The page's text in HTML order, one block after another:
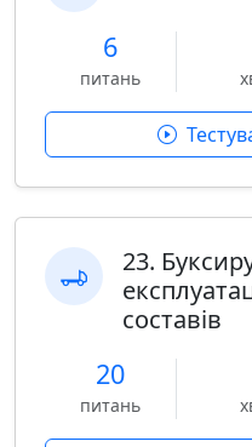
6
питань
23.
составів
20
питань